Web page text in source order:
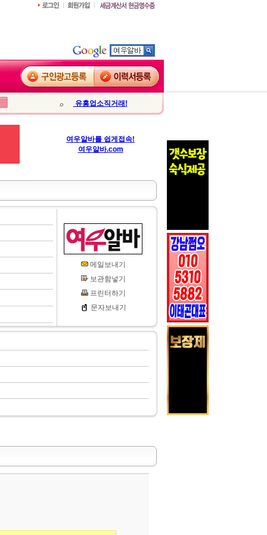
유흥업소직거래!
여우알바를 쉽게접속!
여우알바.com
메일보내기
보관함넣기
프린터하기
문자보내기